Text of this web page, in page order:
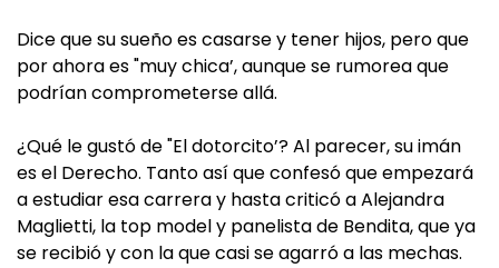
Dice que su sueño es casarse y tener hijos, pero que
por ahora es "muy chica’, aunque se rumorea que
podrían comprometerse allá.
¿Qué le gustó de "El dotorcito’? Al parecer, su imán
es el Derecho. Tanto así que confesó que empezará
a estudiar esa carrera y hasta criticó a Alejandra
Maglietti, la top model y panelista de Bendita, que ya
se recibió y con la que casi se agarró a las mechas.